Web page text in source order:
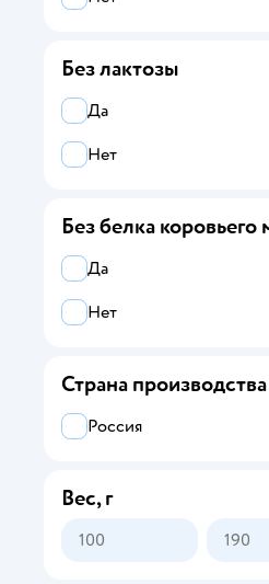
Без лактозы
Да
Нет
Без белка коровьего
Да
Нет
Страна производства
Россия
Вес, г